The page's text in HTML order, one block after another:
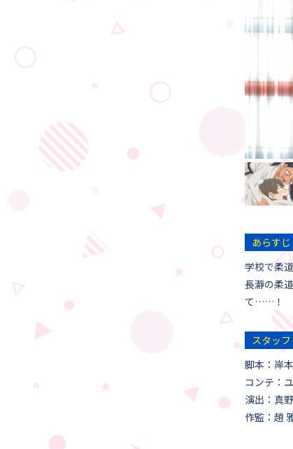
あらすじ
学校で柔
長瀞の柔
て……！
スタッフ
脚本：岸
コンテ：
演出：真
作監：趙